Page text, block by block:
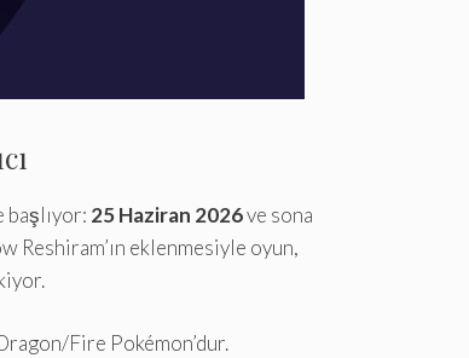
başlıyor: 25 Haziran 2026ve sona
Reshiram’ın eklenmesiyle oyun,
Fire Pokémon’dur.